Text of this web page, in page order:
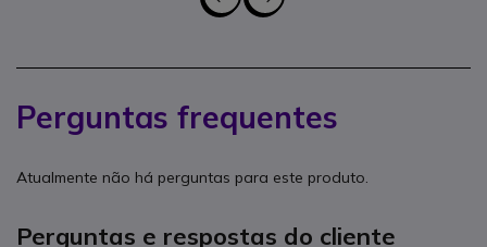
Perguntas frequentes
Atualmente não há perguntas para este produto.
Perguntas e respostas do cliente